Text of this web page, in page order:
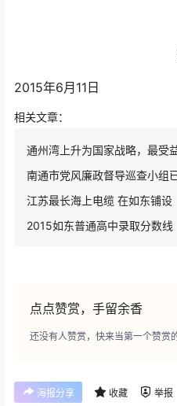
2015年6月11日
相关文章：
通州湾上升为国家战略，最受
南通市党风廉政督导巡查小组
江苏最长海上电缆 在如东铺设
2015如东普通高中录取分数线
点点赞赏，手留余香
还没有人赞赏，快来当第一个赞赏
海报分享 收藏 举报